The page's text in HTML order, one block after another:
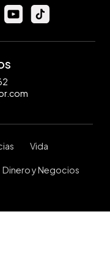
Vida
Dinero y Negocios